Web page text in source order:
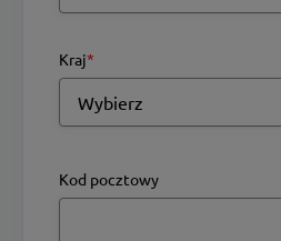
Kraj*
Kod pocztowy